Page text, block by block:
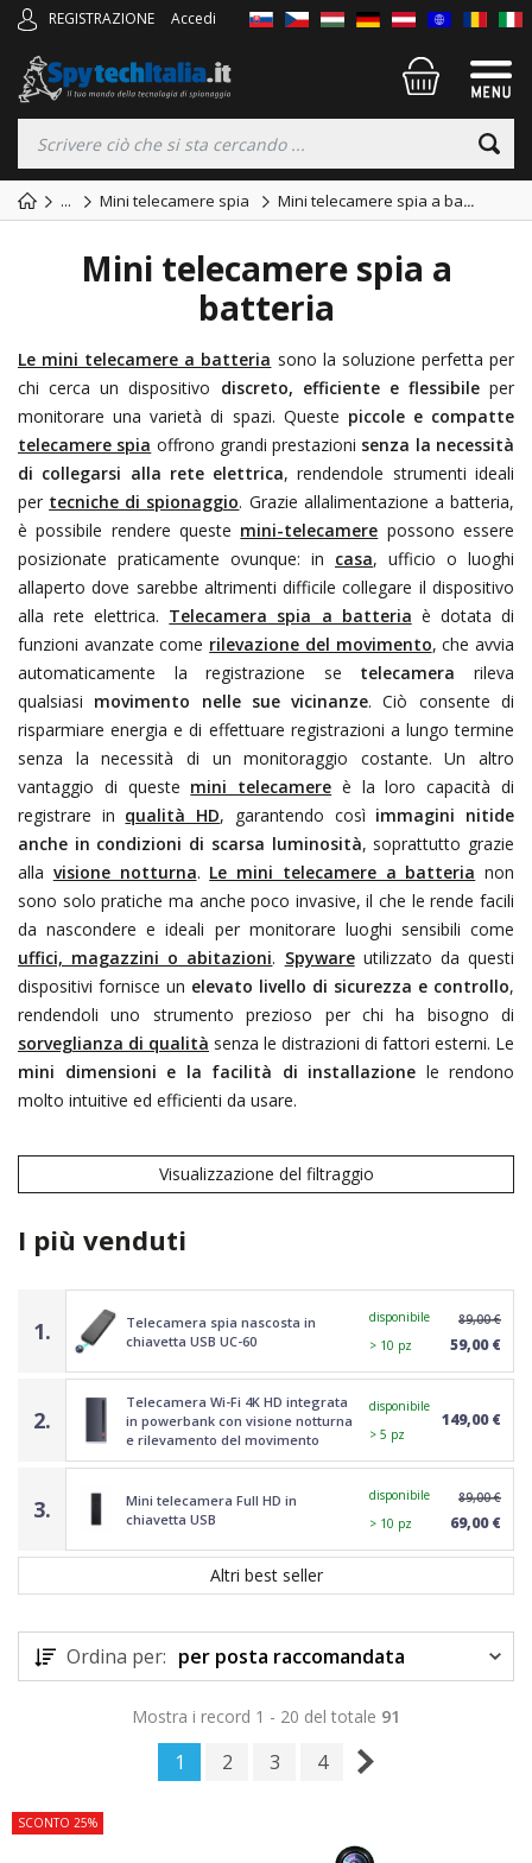
REGISTRAZIONE Accedi
... Mini telecamere spia Mini telecamere spia a ba...
Mini telecamere spia a
batteria
Le mini telecamere a batteria sono la soluzione perfetta per
chi cerca un dispositivo discreto, efficiente e flessibileper
monitorare una varietà di spazi. Queste piccole e compatte
telecamere spia offrono grandi prestazioni senza la necessità
di collegarsi alla rete elettrica, rendendole strumenti ideali
per tecniche di spionaggio. Grazie allalimentazione a batteria,
è possibile rendere queste mini-telecamere possono essere
posizionate praticamente ovunque: in casa, ufficio o luoghi
allaperto dove sarebbe altrimenti difficile collegare il dispositivo
alla rete elettrica. Telecamera spia a batteria è dotata di
funzioni avanzate come rilevazione del movimento, che avvia
automaticamente la registrazione se telecamera rileva
qualsiasi movimento nelle sue vicinanze. Ciò consente di
risparmiare energia e di effettuare registrazioni a lungo termine
senza la necessità di un monitoraggio costante. Un altro
vantaggio di queste mini telecamere è la loro capacità di
registrare in qualità HD, garantendo così immagini nitide
anche in condizioni di scarsa luminosità, soprattutto grazie
alla visione notturna. Le mini telecamere a batteria non
sono solo pratiche ma anche poco invasive, il che le rende facili
da nascondere e ideali per monitorare luoghi sensibili come
uffici, magazzini o abitazioni. Spywareutilizzato da questi
dispositivi fornisce un elevato livello di sicurezza e controllo,
rendendoli uno strumento prezioso per chi ha bisogno di
sorveglianza di qualità senza le distrazioni di fattori esterni. Le
mini dimensioni e la facilità di installazione le rendono
molto intuitive ed efficienti da usare.
Visualizzazione del filtraggio
I più venduti
1.
Telecamera spia nascosta in
chiavetta USB UC-60
disponibile
> 10 pz
89,00 €
59,00 €
2.
Telecamera Wi-Fi 4K HD integrata
in powerbank con visione notturna
e rilevamento del movimento
disponibile
> 5 pz
149,00 €
3.
Mini telecamera Full HD in
chiavetta USB
disponibile
> 10 pz
89,00 €
69,00 €
Altri best seller
Ordina per: per posta raccomandata
Mostra i record 1 - 20 del totale 91
1 2 3 4
SCONTO 25%